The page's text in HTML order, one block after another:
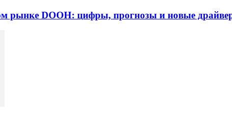
рынке DOOH: цифры, прогнозы и новые